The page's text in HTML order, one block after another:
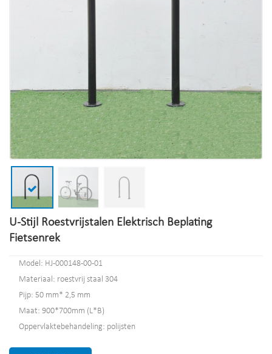
U-Stijl Roestvrijstalen Elektrisch Beplating
Fietsenrek
Model: HJ-000148-00-01
Materiaal: roestvrij staal 304
Pijp: 50 mm* 2,5 mm
Maat: 900*700mm (L*B)
Oppervlaktebehandeling: polijsten